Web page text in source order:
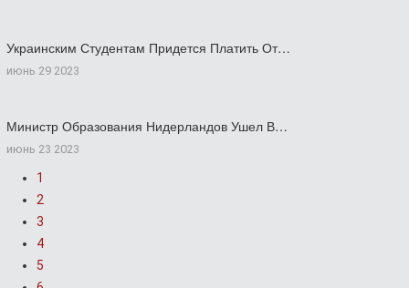
Украинским Студентам Придется Платить От…
июнь 29 2023
Министр Образования Нидерландов Ушел В…
июнь 23 2023
1
2
3
4
5